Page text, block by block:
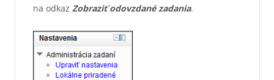
na odkaz Zobraziť odovzdané zadania.